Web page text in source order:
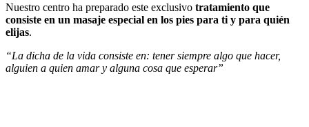
Nuestro centro ha preparado este exclusivo tratamiento que
consiste en un masaje especial en los pies para ti y para quién
elijas.
“La dicha de la vida consiste en: tener siempre algo que hacer,
alguien a quien amar y alguna cosa que esperar”